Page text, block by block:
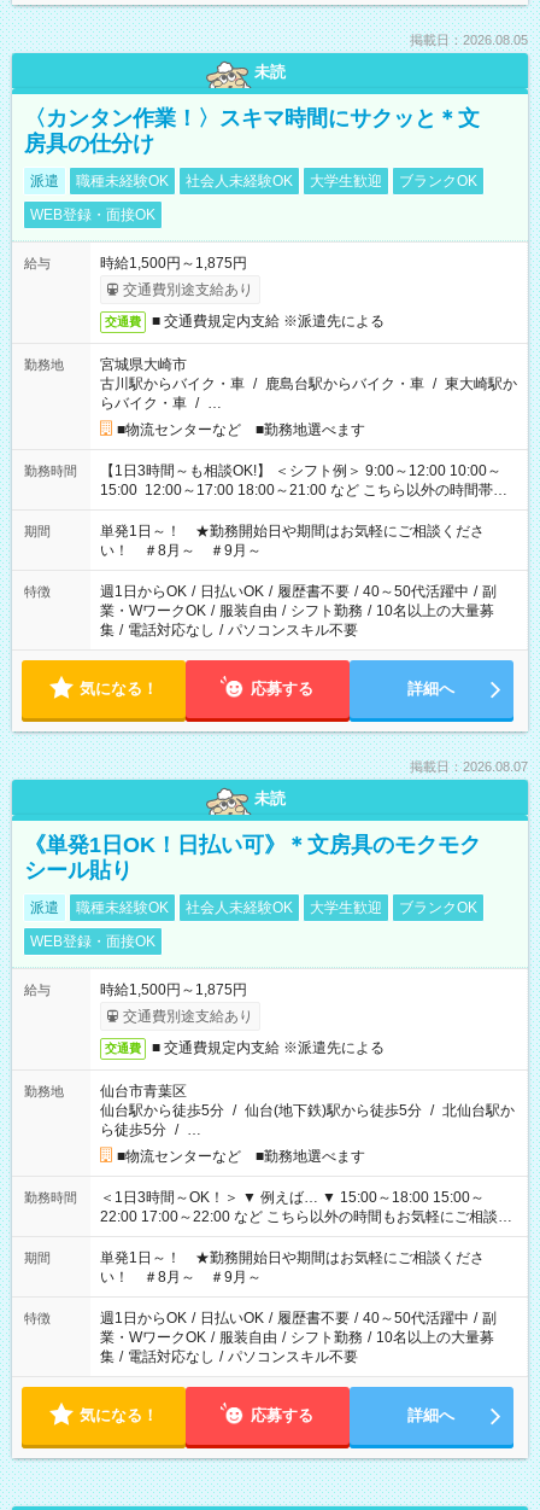
掲載日：2026.08.05
未読
〈カンタン作業！〉スキマ時間にサクッと＊文
房具の仕分け
派遣 職種未経験OK 社会人未経験OK 大学生歓迎
ブランクOK
WEB登録・面接OK
給与
時給1,500円～1,875円
交通費別途支給あり
交通費 ■ 交通費規定内支給 ※派遣先による
勤務地
宮城県大崎市
古川駅からバイク・車 / 鹿島台駅からバイク・車 / 東大崎駅か
らバイク・車 / …
■物流センターなど ■勤務地選べます
勤務時間
【1日3時間～も相談OK!】 ＜シフト例＞ 9:00～12:00 10:00～
15:00 12:00～17:00 18:00～21:00 など こちら以外の時間帯も
お気軽にご相談ください！
期間
単発1日～！ ★勤務開始日や期間はお気軽にご相談くださ
い！ ＃8月～ ＃9月～
特徴 週1日からOK / 日払いOK / 履歴書不要 / 40～50代活躍中 / 副
業・WワークOK / 服装自由 / シフト勤務 / 10名以上の大量募
集 / 電話対応なし / パソコンスキル不要
気になる！ 応募する 詳細へ
掲載日：2026.08.07
未読
《単発1日OK！日払い可》＊文房具のモクモク
シール貼り
派遣 職種未経験OK 社会人未経験OK 大学生歓迎
ブランクOK
WEB登録・面接OK
給与
時給1,500円～1,875円
交通費別途支給あり
交通費 ■ 交通費規定内支給 ※派遣先による
勤務地
仙台市青葉区
仙台駅から徒歩5分 / 仙台(地下鉄)駅から徒歩5分 / 北仙台駅か
ら徒歩5分 / …
■物流センターなど ■勤務地選べます
勤務時間
＜1日3時間～OK！＞ ▼ 例えば… ▼ 15:00～18:00 15:00～
22:00 17:00～22:00 など こちら以外の時間もお気軽にご相談く
ださい！
期間
単発1日～！ ★勤務開始日や期間はお気軽にご相談くださ
い！ ＃8月～ ＃9月～
特徴 週1日からOK / 日払いOK / 履歴書不要 / 40～50代活躍中 / 副
業・WワークOK / 服装自由 / シフト勤務 / 10名以上の大量募
集 / 電話対応なし / パソコンスキル不要
気になる！ 応募する 詳細へ